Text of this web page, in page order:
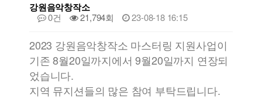
강원음악창작소
0건 21,794회 23-08-18 16:15
2023 강원음악창작소 마스터링 지원사업이
기존 8월20일까지에서 9월20일까지 연장되
었습니다.
지역 뮤지션들의 많은 참여 부탁드립니다.